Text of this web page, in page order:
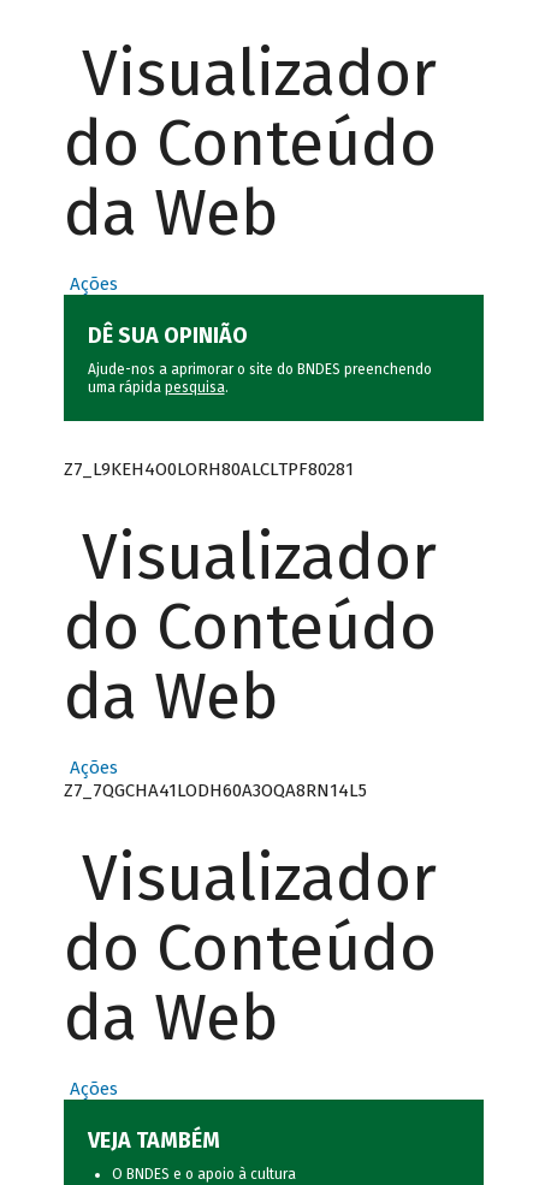
Visualizador
do Conteúdo
da Web
Ações
DÊ SUA OPINIÃO
Ajude-nos a aprimorar o site do BNDES preenchendo
uma rápida pesquisa.
Z7_L9KEH4O0LORH80ALCLTPF80281
Visualizador
do Conteúdo
da Web
Ações
Z7_7QGCHA41LODH60A3OQA8RN14L5
Visualizador
do Conteúdo
da Web
Ações
VEJA TAMBÉM
O BNDES e o apoio à cultura